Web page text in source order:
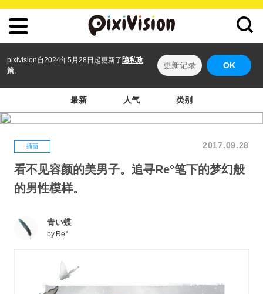
pixivision自2024年5月28日起更新了 隐私政
策。
更新记录 OK
最新 人气 类别
插画 2017.09.28
看不见容颜的美男子。追寻Re°笔下的梦幻般
的男性模样。
青い蝶
by Re°